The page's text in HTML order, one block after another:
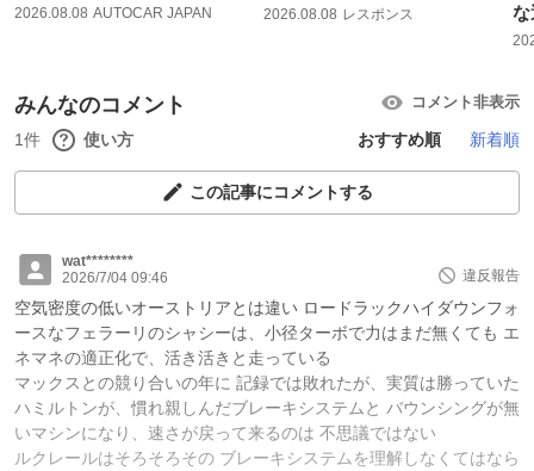
2026.08.08 AUTOCAR JAPAN 2026.08.08 レスポンス
な
みんなのコメント コメント非表示
1件 使い方 おすすめ順 新着順
この記事にコメントする
wat********
2026/7/04 09:46
違反報告
空気密度の低いオーストリアとは違い ロードラックハイダウンフォ
ースなフェラーリのシャシーは、小径ターボで力はまだ無くても エ
ネマネの適正化で、活き活きと走っている
マックスとの競り合いの年に 記録では敗れたが、実質は勝っていた
ハミルトンが、慣れ親しんだブレーキシステムと バウンシングが無
いマシンになり、速さが戻って来るのは 不思議ではない
ルクレールはそろそろその ブレーキシステムを理解しなくてはなら